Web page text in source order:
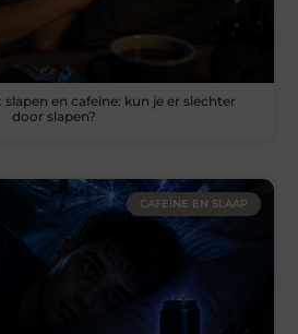
en cafeïne: kun je er slechter
door slapen?
CAFEÏNE EN SLAAP